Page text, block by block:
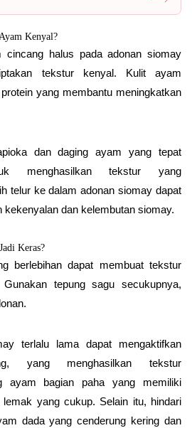
Kenyal?
cincang halus pada adonan siomay
tekstur kenyal. Kulit ayam
yang membantu meningkatkan
dan daging ayam yang tepat
menghasilkan tekstur yang
telur ke dalam adonan siomay dapat
kekenyalan dan kelembutan siomay.
Keras?
berlebihan dapat membuat tekstur
tepung sagu secukupnya,
terlalu lama dapat mengaktifkan
yang menghasilkan tekstur
ayam bagian paha yang memiliki
yang cukup. Selain itu, hindari
dada yang cenderung kering dan